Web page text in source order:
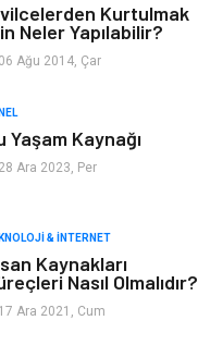
Organizasyon
Spor
Emlak
Kurtulmak
Neler Yapılabilir?
Ağu 2014, Çar
Yaşam Kaynağı
Ara 2023, Per
& İNTERNET
Kaynakları
Nasıl Olmalıdır?
Ara 2021, Cum